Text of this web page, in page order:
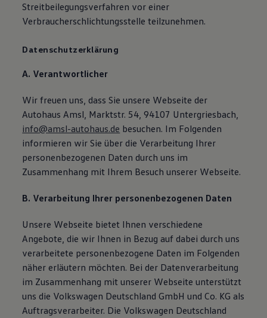
Streitbeilegungsverfahren vor einer
Verbraucherschlichtungsstelle teilzunehmen.
Datenschutzerklärung
A. Verantwortlicher
Wir freuen uns, dass Sie unsere Webseite der
Autohaus Amsl, Marktstr. 54, 94107 Untergriesbach,
info@amsl-autohaus.de besuchen. Im Folgenden
informieren wir Sie über die Verarbeitung Ihrer
personenbezogenen Daten durch uns im
Zusammenhang mit Ihrem Besuch unserer Webseite.
B. Verarbeitung Ihrer personenbezogenen Daten
Unsere Webseite bietet Ihnen verschiedene
Angebote, die wir Ihnen in Bezug auf dabei durch uns
verarbeitete personenbezogene Daten im Folgenden
näher erläutern möchten. Bei der Datenverarbeitung
im Zusammenhang mit unserer Webseite unterstützt
uns die Volkswagen Deutschland GmbH und Co. KG als
Auftragsverarbeiter. Die Volkswagen Deutschland